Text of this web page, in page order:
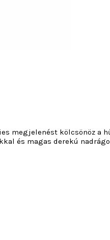
megjelenést kölcsönöz
és magas derekú